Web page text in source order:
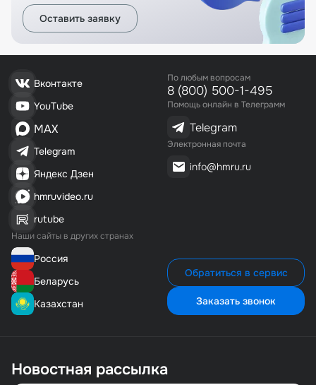
Оставить заявку
Вконтакте
YouTube
MAX
Telegram
Яндекс Дзен
hmruvideo.ru
rutube
Наши сайты в других странах
Россия
Беларусь
Казахстан
По любым вопросам
8 (800) 500-1-495
Помощь онлайн в Телеграмм
Telegram
Электронная почта
info@hmru.ru
Обратиться в сервис
Заказать звонок
Новостная рассылка